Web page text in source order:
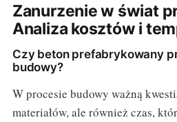
Zanurzenie w świat
Analiza kosztów i
Czy beton prefabrykowany
budowy?
W procesie budowy ważną
materiałów, ale również czas,